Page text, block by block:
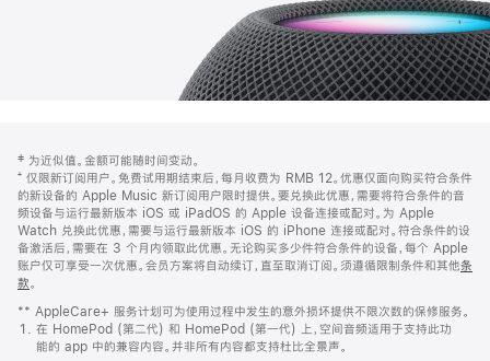
页
页
脚
注
‡ 为近似值。金额可能随时间变动。
⁺ 仅限新订阅用户。免费试用期结束后，每月收费为 RMB 12。优惠仅面向购买符合条件
的新设备的 Apple Music 新订阅用户限时提供。要兑换此优惠，需要将符合条件的音
频设备与运行最新版本 iOS 或 iPadOS 的 Apple 设备连接或配对。为 Apple
Watch 兑换此优惠，需要与运行最新版本 iOS 的 iPhone 连接或配对。符合条件的设
备激活后，需要在 3 个月内领取此优惠。无论购买多少件符合条件的设备，每个 Apple
账户仅可享受一次优惠。会员方案将自动续订，直至取消订阅。须遵循限制条件和其他条
款。
窗
口
中
** AppleCare+ 服务计划可为使用过程中发生的意外损坏提供不限次数的保修服务。
在 HomePod (第二代) 和 HomePod (第一代) 上，空间音频适用于支持此功
能的 app 中的兼容内容。并非所有内容都支持杜比全景声。